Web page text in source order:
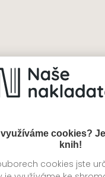
cookies?
knih!
cookies jste
v čase:
Zpátky v
Oceán